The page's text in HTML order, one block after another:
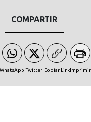
COMPARTIR
WhatsApp Twitter Copiar LinkImprimir